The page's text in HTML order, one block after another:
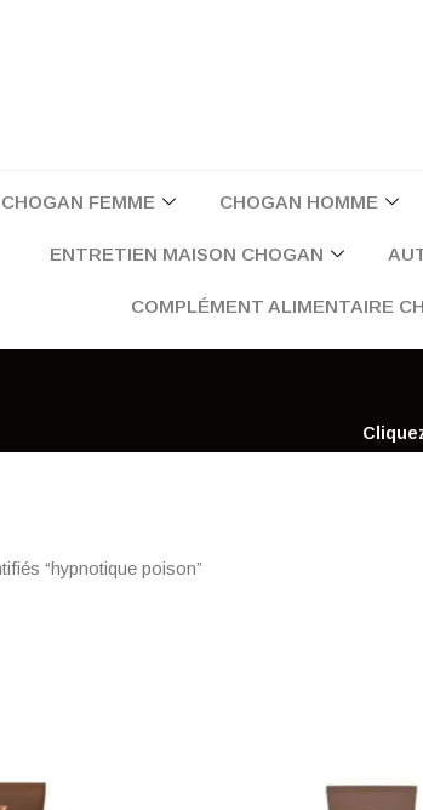
CHOGAN FEMME CHOGAN HOMME
ENTRETIEN MAISON CHOGAN
COMPLÉMENT ALIMENTAIRE
“hypnotique poison”